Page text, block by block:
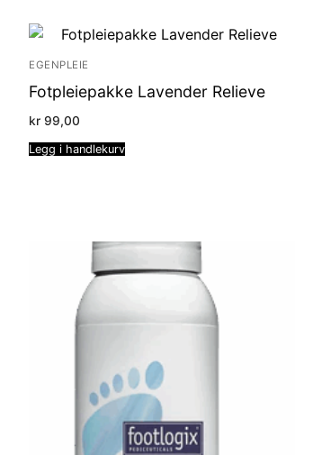
EGENPLEIE
Fotpleiepakke Lavender Relieve
kr 99,00
Legg i handlekurv